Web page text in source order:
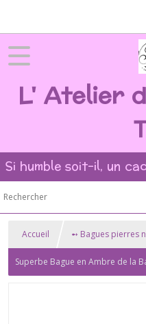
L' Atelier
Accueil ➻ Bagues pierres
Superbe Bague en Ambre de la